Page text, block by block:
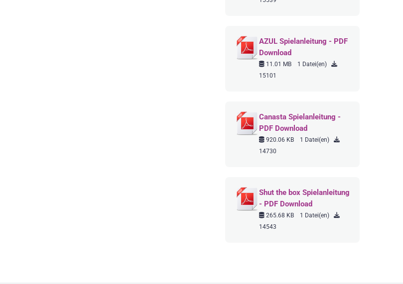
AZUL Spielanleitung - PDF
Download
11.01 MB
1 Datei(en)
15101
Canasta Spielanleitung -
PDF Download
920.06 KB
1 Datei(en)
14730
Shut the box Spielanleitung
- PDF Download
265.68 KB
1 Datei(en)
14543